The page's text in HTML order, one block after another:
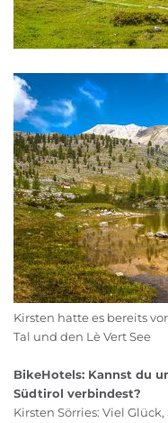
Kirsten hatte es bereits
Tal und den Lè Vert See
BikeHotels: Kannst du
Südtirol verbindest?
Kirsten Sörries: Viel